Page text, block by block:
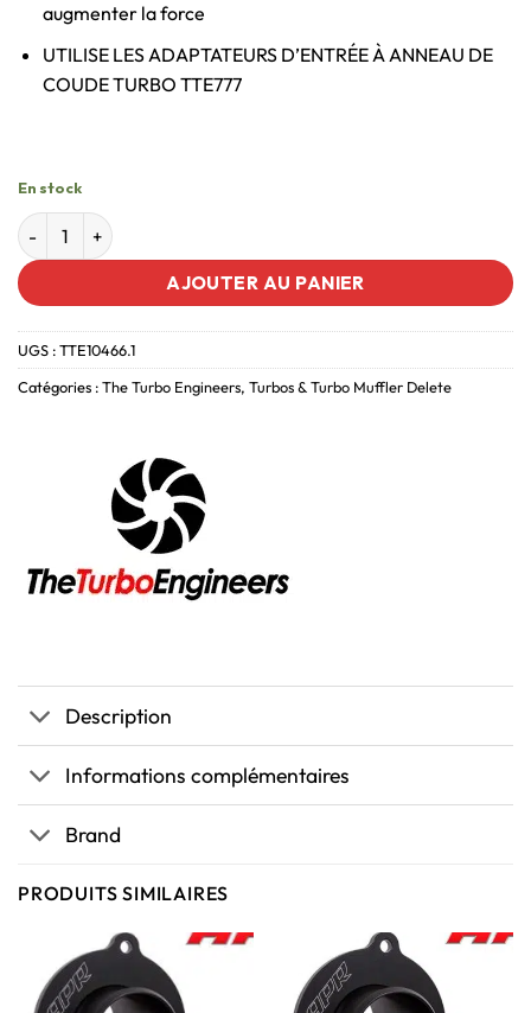
augmenter la force
UTILISE LES ADAPTATEURS D’ENTRÉE À ANNEAU DE
COUDE TURBO TTE777
En stock
AJOUTER AU PANIER
UGS :TTE10466.1
Catégories :The Turbo Engineers, Turbos & Turbo Muffler Delete
Description
Informations complémentaires
Brand
PRODUITS SIMILAIRES